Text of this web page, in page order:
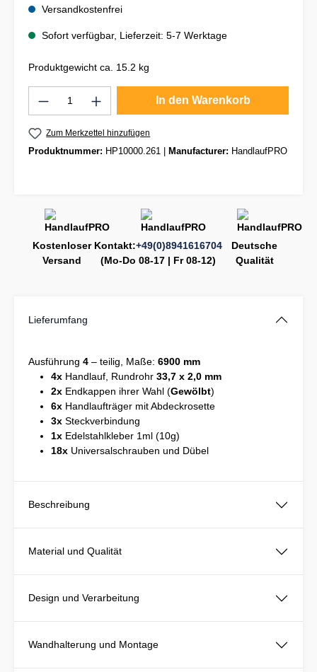
Versandkostenfrei
Sofort verfügbar, Lieferzeit: 5-7 Werktage
Produktgewicht ca. 15.2 kg
Produkt Anzahl: Gib den gewünschten
In den Warenkorb
Zum Merkzettel hinzufügen
Produktnummer: HP10000.261 Manufacturer: HandlaufPRO
Kostenloser
Versand
Kontakt:+49(0)8941616704
(Mo-Do 08-17 | Fr 08-12)
Deutsche
Qualität
Lieferumfang
Ausführung 4 – teilig, Maße: 6900 mm
4x Handlauf, Rundrohr 33,7 x 2,0 mm
2x Endkappen ihrer Wahl (Gewölbt)
6x Handlaufträger mit Abdeckrosette
3x Steckverbindung
1x Edelstahlkleber 1ml (10g)
18x Universalschrauben und Dübel
Beschreibung
Material und Qualität
Design und Verarbeitung
Wandhalterung und Montage